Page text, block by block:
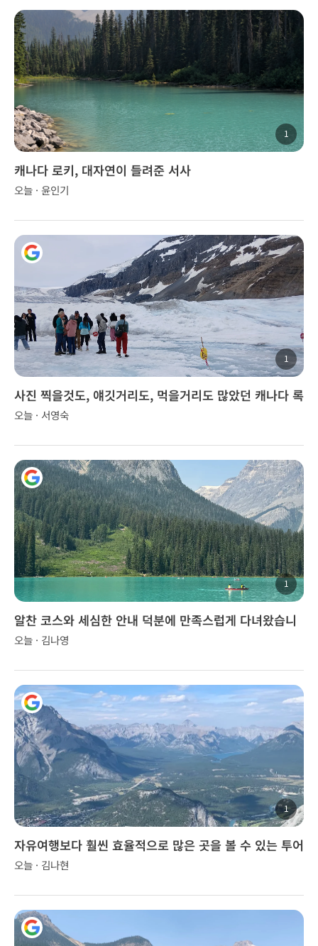
1
캐나다 로키, 대자연이 들려준 서사
오늘 · 윤인기
1
사진 찍을것도, 얘깃거리도, 먹을거리도 많았던 캐나다 록
키 투어..
오늘 · 서영숙
1
알찬 코스와 세심한 안내 덕분에 만족스럽게 다녀왔습니
다.
오늘 · 김나영
1
자유여행보다 훨씬 효율적으로 많은 곳을 볼 수 있는 투어
오늘 · 김나현